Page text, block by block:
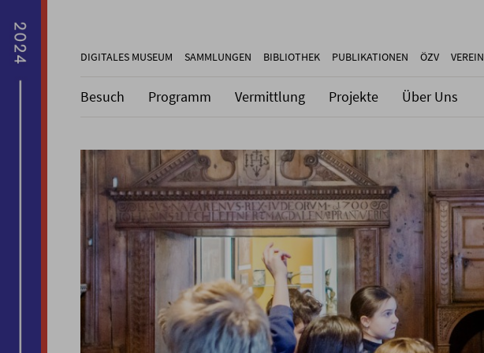
DIGITALES MUSEUM SAMMLUNGEN BIBLIOTHEK PUBLIKATIONEN ÖZV VEREIN
Besuch Programm Vermittlung Projekte Über Uns